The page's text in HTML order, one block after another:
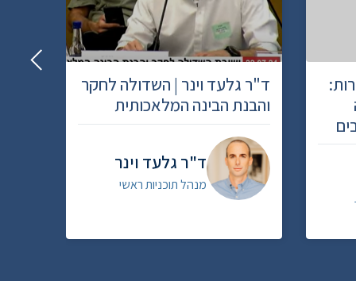
ד"ר גלעד וינר | השדולה לחקר
והבנת הבינה המלאכותית
ד"ר גלעד וינר
מנהל תוכניות ראשי